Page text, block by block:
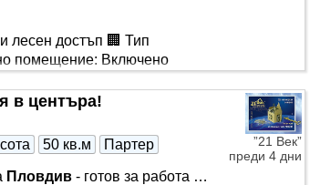
лесен достъп 🏢 Тип
помещение: Включено
с отлична
е
център, офис,
”21 Век”
преди 4 дни
в центъра!
50 кв.м Партер
Пловдив - готов за работа …